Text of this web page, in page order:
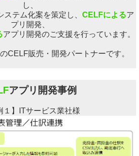
し、
ステム化案を策定し、 CELFによるア
プリ開発、
アプリ開発のご支援を行っています。
CELF販売・開発パートナーです。
アプリ開発事例
１】ITサービス業社様